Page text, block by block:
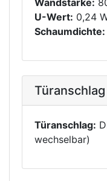
Wandstärke:
U-Wert: 0,24
Schaumdichte:
Türanschlag
Türanschlag:
wechselbar)